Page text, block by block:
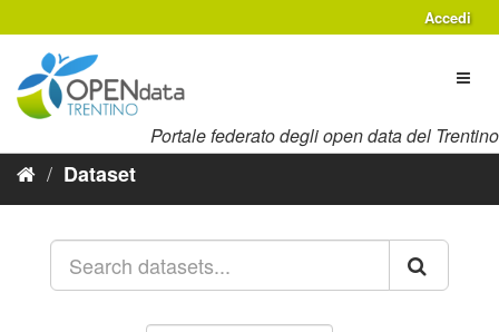
al
contenuto
Accedi
Portale federato degli open data del Trentino
Dataset